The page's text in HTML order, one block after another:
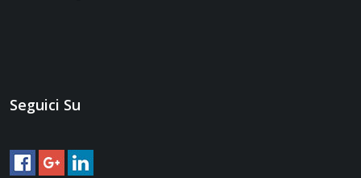
Seguici Su